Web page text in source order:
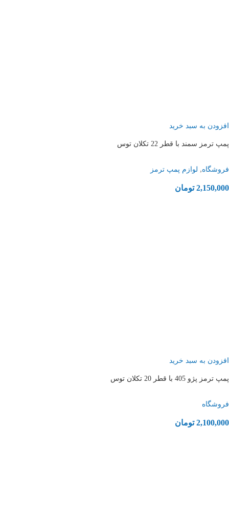
افزودن به سبد خرید
پمپ ترمز سمند با قطر 22 تکلان توس
فروشگاه, لوازم پمپ ترمز
2,150,000 تومان
افزودن به سبد خرید
پمپ ترمز پژو 405 با قطر 20 تکلان توس
فروشگاه
2,100,000 تومان